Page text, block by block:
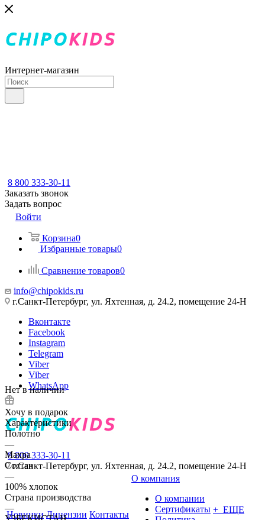
Интернет-магазин
8 800 333-30-11
Заказать звонок
Задать вопрос
Войти
Корзина0
Избранные товары0
Сравнение товаров0
info@chipokids.ru
г.Санкт-Петербург, ул. Яхтенная, д. 24.2, помещение 24-Н
Вконтакте
Facebook
Instagram
Telegram
Viber
Viber
WhatsApp
8 800 333-30-11
г.Санкт-Петербург, ул. Яхтенная, д. 24.2, помещение 24-Н
Новинки Лицензии Контакты
О компания
О компании
Сертификаты + ЕЩЕ
Нет в наличии
Хочу в подарок
Характеристики
Полотно
—
Махра
Состав
—
100% хлопок
Страна производства
—